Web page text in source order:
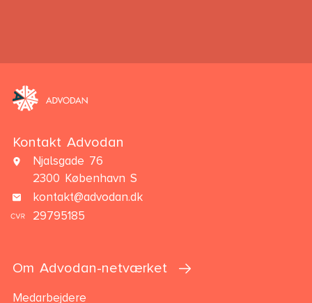
Kontakt Advodan
Njalsgade 76
2300 København S
kontakt@advodan.dk
29795185
Om Advodan-netværket
Medarbejdere